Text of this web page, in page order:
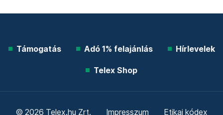
Támogatás Adó 1% felajánlás Hírlevelek
Telex Shop
© 2026 Telex.hu Zrt. Impresszum Etikai kódex